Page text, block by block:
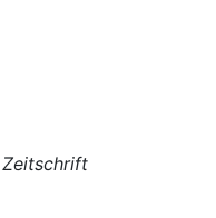
Zeitschrift